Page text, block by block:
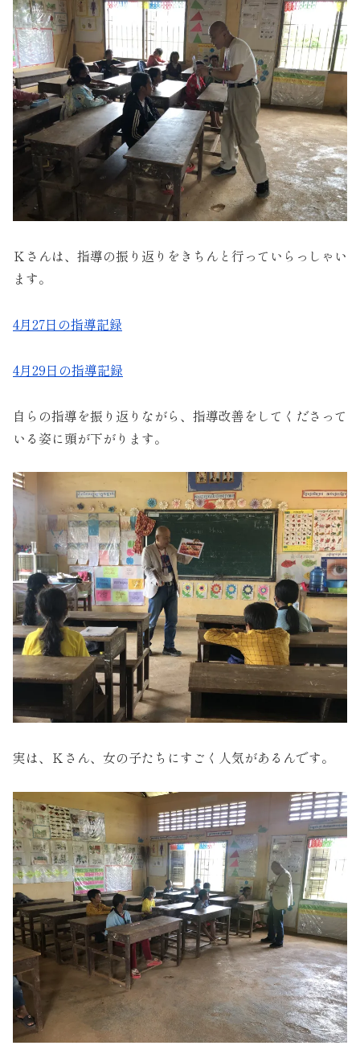
Ｋさんは、指導の振り返りをきちんと行っていらっしゃい
ます。
4月27日の指導記録
4月29日の指導記録
自らの指導を振り返りながら、指導改善をしてくださって
いる姿に頭が下がります。
実は、Ｋさん、女の子たちにすごく人気があるんです。